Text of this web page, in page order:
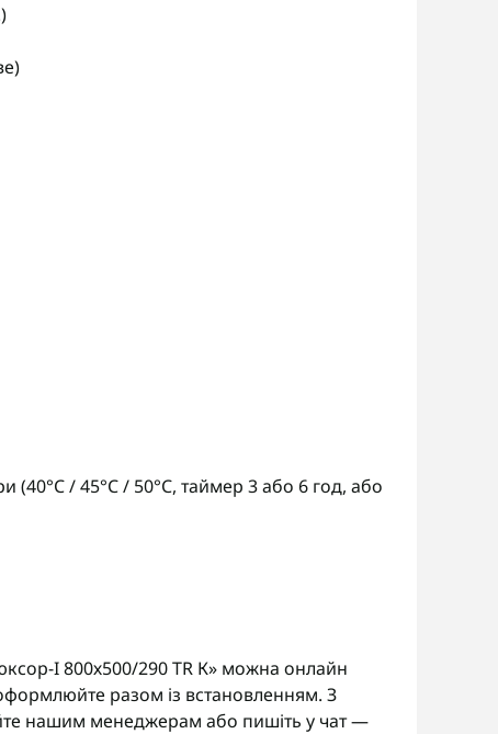
(40°C / 45°C / 50°C, таймер 3 або 6 год, або
I 800х500/290 TR К» можна онлайн
разом із встановленням. З
нашим менеджерам або пишіть у чат —